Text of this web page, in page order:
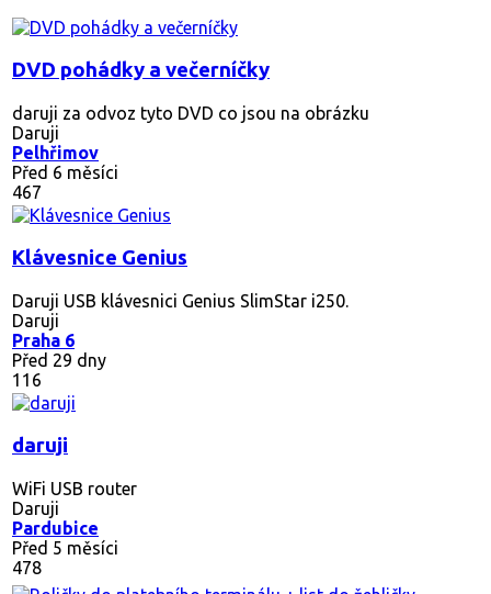
DVD pohádky a večerníčky
daruji za odvoz tyto DVD co jsou na obrázku
Daruji
Pelhřimov
Před 6 měsíci
467
Klávesnice Genius
Daruji USB klávesnici Genius SlimStar i250.
Daruji
Praha 6
Před 29 dny
116
daruji
WiFi USB router
Daruji
Pardubice
Před 5 měsíci
478